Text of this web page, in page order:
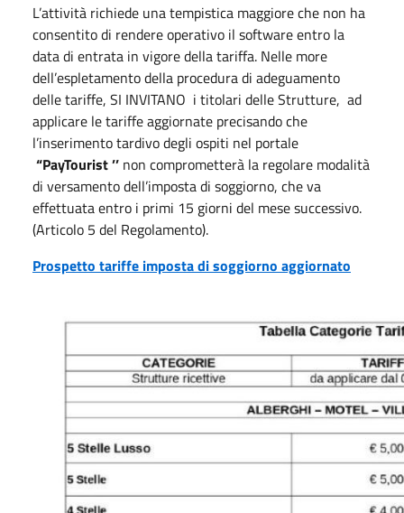
L’attività richiede una tempistica maggiore che non ha
consentito di rendere operativo il software entro la
data di entrata in vigore della tariffa. Nelle more
dell’espletamento della procedura di adeguamento
delle tariffe, SI INVITANO i titolari delle Strutture, ad
applicare le tariffe aggiornate precisando che
l’inserimento tardivo degli ospiti nel portale
“PayTourist ’’ non comprometterà la regolare modalità
di versamento dell’imposta di soggiorno, che va
effettuata entro i primi 15 giorni del mese successivo.
(Articolo 5 del Regolamento).
Prospetto tariffe imposta di soggiorno aggiornato